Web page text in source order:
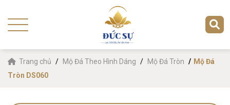
Trang chủ Mộ Đá Theo Hình Dáng Mộ Đá Tròn
Mộ Đá
Tròn DS060